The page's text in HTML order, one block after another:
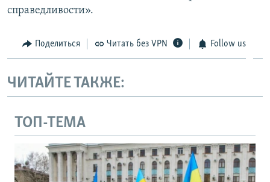
справедливости».
Поделиться Читать без VPN Follow us
ЧИТАЙТЕ ТАКЖЕ:
ТОП-ТЕМА